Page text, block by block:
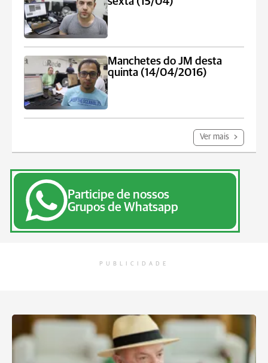
Manchetes do JM desta
quinta (14/04/2016)
Ver mais
Participe de nossos
Grupos de Whatsapp
PUBLICIDADE